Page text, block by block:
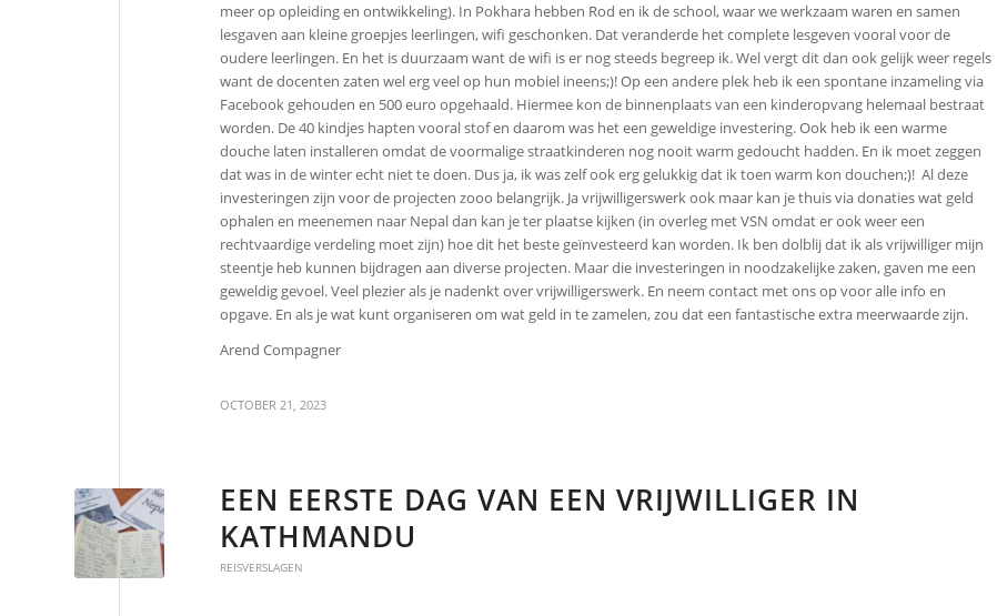
meer op opleiding en ontwikkeling). In Pokhara hebben Rod en ik de school, waar we werkzaam waren en samen
lesgaven aan kleine groepjes leerlingen, wifi geschonken. Dat veranderde het complete lesgeven vooral voor de
oudere leerlingen. En het is duurzaam want de wifi is er nog steeds begreep ik. Wel vergt dit dan ook gelijk weer regels
want de docenten zaten wel erg veel op hun mobiel ineens;)! Op een andere plek heb ik een spontane inzameling via
Facebook gehouden en 500 euro opgehaald. Hiermee kon de binnenplaats van een kinderopvang helemaal bestraat
worden. De 40 kindjes hapten vooral stof en daarom was het een geweldige investering. Ook heb ik een warme
douche laten installeren omdat de voormalige straatkinderen nog nooit warm gedoucht hadden. En ik moet zeggen
dat was in de winter echt niet te doen. Dus ja, ik was zelf ook erg gelukkig dat ik toen warm kon douchen;)! Al deze
investeringen zijn voor de projecten zooo belangrijk. Ja vrijwilligerswerk ook maar kan je thuis via donaties wat geld
ophalen en meenemen naar Nepal dan kan je ter plaatse kijken (in overleg met VSN omdat er ook weer een
rechtvaardige verdeling moet zijn) hoe dit het beste geïnvesteerd kan worden. Ik ben dolblij dat ik als vrijwilliger mijn
steentje heb kunnen bijdragen aan diverse projecten. Maar die investeringen in noodzakelijke zaken, gaven me een
geweldig gevoel. Veel plezier als je nadenkt over vrijwilligerswerk. En neem contact met ons op voor alle info en
opgave. En als je wat kunt organiseren om wat geld in te zamelen, zou dat een fantastische extra meerwaarde zijn.
Arend Compagner
OCTOBER 21, 2023
EEN EERSTE DAG VAN EEN VRIJWILLIGER IN
KATHMANDU
REISVERSLAGEN